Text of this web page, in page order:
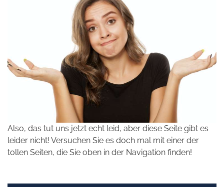
Also, das tut uns jetzt echt leid, aber diese Seite gibt es
leider nicht! Versuchen Sie es doch mal mit einer der
tollen Seiten, die Sie oben in der Navigation finden!